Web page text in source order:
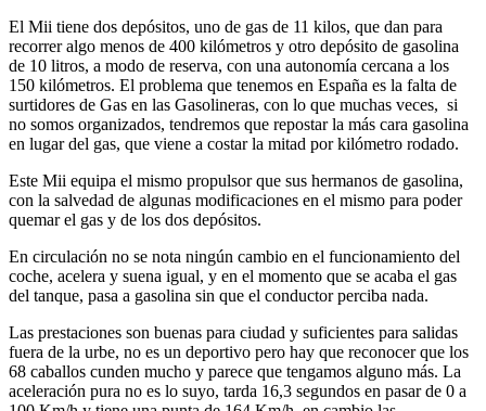
El Mii tiene dos depósitos, uno de gas de 11 kilos, que dan para
recorrer algo menos de 400 kilómetros y otro depósito de gasolina
de 10 litros, a modo de reserva, con una autonomía cercana a los
150 kilómetros. El problema que tenemos en España es la falta de
surtidores de Gas en las Gasolineras, con lo que muchas veces, si
no somos organizados, tendremos que repostar la más cara gasolina
en lugar del gas, que viene a costar la mitad por kilómetro rodado.
Este Mii equipa el mismo propulsor que sus hermanos de gasolina,
con la salvedad de algunas modificaciones en el mismo para poder
quemar el gas y de los dos depósitos.
En circulación no se nota ningún cambio en el funcionamiento del
coche, acelera y suena igual, y en el momento que se acaba el gas
del tanque, pasa a gasolina sin que el conductor perciba nada.
Las prestaciones son buenas para ciudad y suficientes para salidas
fuera de la urbe, no es un deportivo pero hay que reconocer que los
68 caballos cunden mucho y parece que tengamos alguno más. La
aceleración pura no es lo suyo, tarda 16,3 segundos en pasar de 0 a